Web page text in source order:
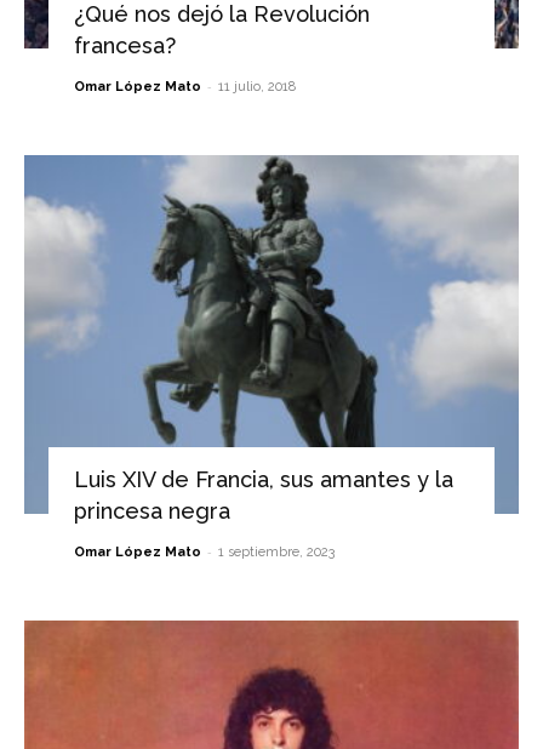
¿Qué nos dejó la Revolución
francesa?
Omar López Mato - 11 julio, 2018
Luis XIV de Francia, sus amantes y la
princesa negra
Omar López Mato - 1 septiembre, 2023